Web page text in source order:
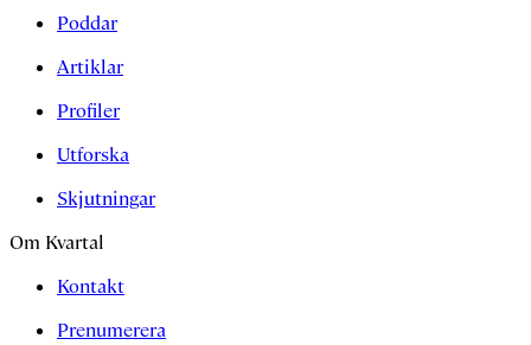
Poddar
Artiklar
Profiler
Utforska
Skjutningar
Om Kvartal
Kontakt
Prenumerera